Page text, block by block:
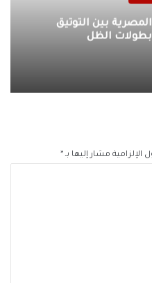
بين التوثيق
بطولات الظل
الإلزامية مشار إليها بـ *